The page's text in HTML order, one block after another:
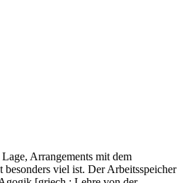
Arrangements mit dem
viel ist. Der Arbeitsspeicher